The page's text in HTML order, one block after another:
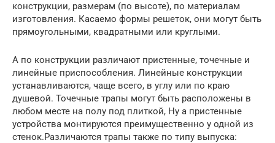
конструкции, размерам (по высоте), по материалам
изготовления. Касаемо формы решеток, они могут быть
прямоугольными, квадратными или круглыми.
А по конструкции различают пристенные, точечные и
линейные приспособления. Линейные конструкции
устанавливаются, чаще всего, в углу или по краю
душевой. Точечные трапы могут быть расположены в
любом месте на полу под плиткой, Ну а пристенные
устройства монтируются преимущественно у одной из
стенок.Различаются трапы также по типу выпуска: